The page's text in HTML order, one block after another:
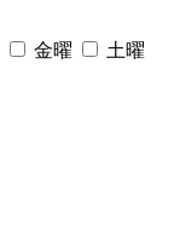
金曜 土曜